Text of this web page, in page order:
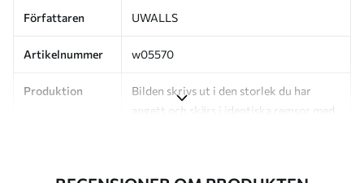
Författaren UWALLS
Artikelnummer w05570
Produktion
Bilden skrivs ut i den storlek du har
angett och skärs i identiska remsor med